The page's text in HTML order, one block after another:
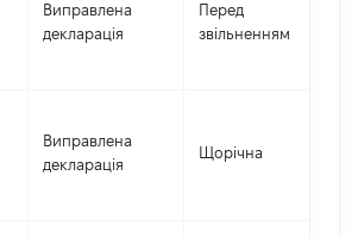
Виправлена
декларація
Перед
звільненням
Виправлена
декларація
Щорічна